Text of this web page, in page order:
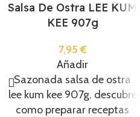
Salsa De Ostra LEE KUM
KEE 907g
7,95€
Añadir
Sazonada salsa de ostra
lee kum kee 907g. descubre
como preparar receptas